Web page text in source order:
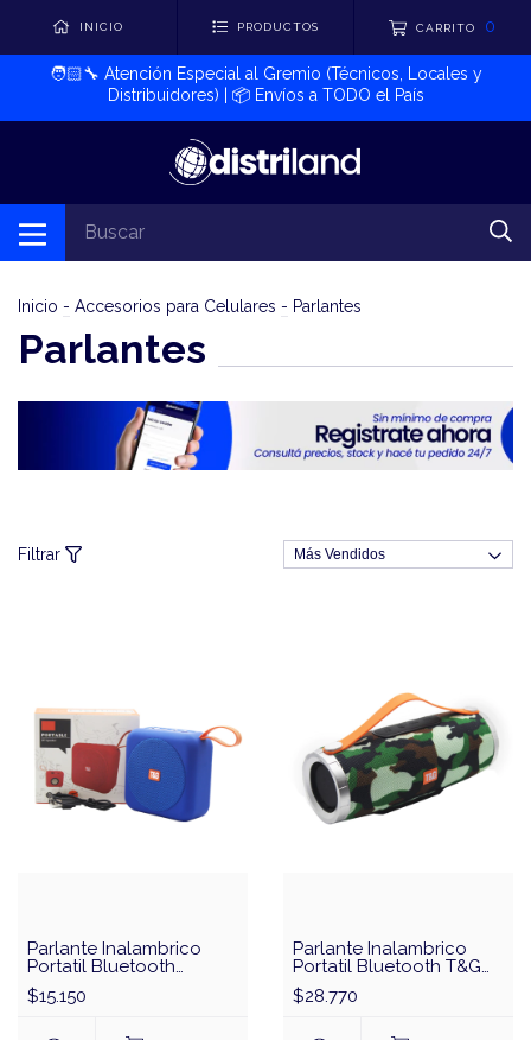
INICIO PRODUCTOS CARRITO 0
🧑🏻‍🔧​ Atención Especial al Gremio (Técnicos, Locales y
Distribuidores) | 📦​ Envíos a TODO el País
Inicio - Accesorios para Celulares - Parlantes
Parlantes
Filtrar
Parlante Inalambrico
Portatil Bluetooth
Resistente al Agua T&G
TG-505
$15.150
Parlante Inalambrico
Portatil Bluetooth T&G
TG-109
$28.770